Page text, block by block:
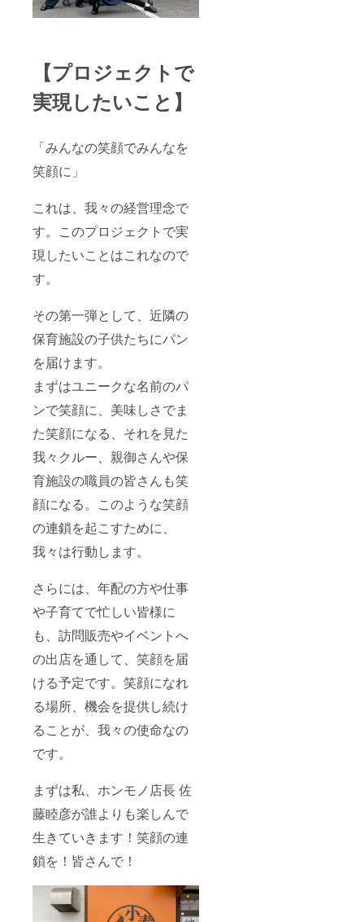
【プロジェクトで
実現したいこと】
「みんなの笑顔でみんなを
笑顔に」
これは、我々の経営理念で
す。このプロジェクトで実
現したいことはこれなので
す。
その第一弾として、近隣の
保育施設の子供たちにパン
を届けます。
まずはユニークな名前のパ
ンで笑顔に、美味しさでま
た笑顔になる、それを見た
我々クルー、親御さんや保
育施設の職員の皆さんも笑
顔になる。このような笑顔
の連鎖を起こすために、
我々は行動します。
さらには、年配の方や仕事
や子育てで忙しい皆様に
も、訪問販売やイベントへ
の出店を通して、笑顔を届
ける予定です。笑顔になれ
る場所、機会を提供し続け
ることが、我々の使命なの
です。
まずは私、ホンモノ店長 佐
藤睦彦が誰よりも楽しんで
生きていきます！笑顔の連
鎖を！皆さんで！